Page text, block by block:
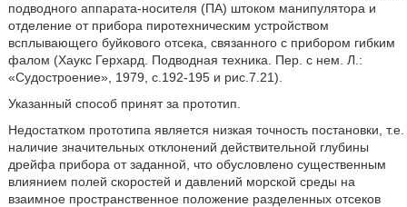
подводного аппарата-носителя (ПА) штоком манипулятора и
отделение от прибора пиротехническим устройством
всплывающего буйкового отсека, связанного с прибором гибким
фалом (Хаукс Герхард. Подводная техника. Пер. с нем. Л.:
«Судостроение», 1979, с.192-195 и рис.7.21).
Указанный способ принят за прототип.
Недостатком прототипа является низкая точность постановки, т.е.
наличие значительных отклонений действительной глубины
дрейфа прибора от заданной, что обусловлено существенным
влиянием полей скоростей и давлений морской среды на
взаимное пространственное положение разделенных отсеков